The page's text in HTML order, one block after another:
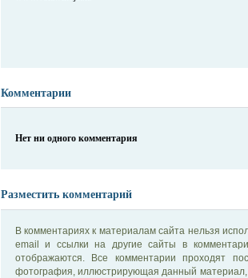
Комментарии
Нет ни одного комментария
Разместить комментарий
В комментариях к материалам сайта нельзя
email и ссылки на другие сайты в
отображаются. Все комментарии проходят
фотография, иллюстрирующая данный материал,